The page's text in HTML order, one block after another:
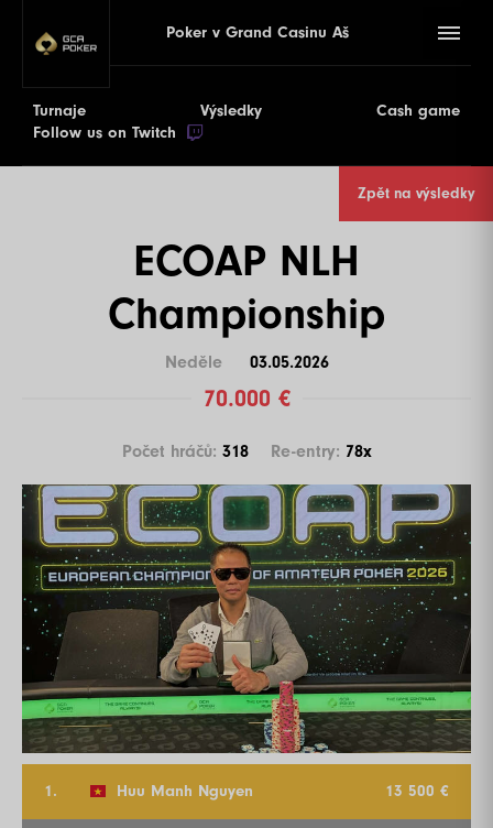
Poker v Grand Casinu Aš
Turnaje Výsledky
Cash game
Follow us on Twitch
ECOAP NLH
Championship
Zpět na výsledky
Neděle 03.05.2026
70.000 €
Počet hráčů: 318 Re-entry: 78x
1. Huu Manh Nguyen 13 500 €